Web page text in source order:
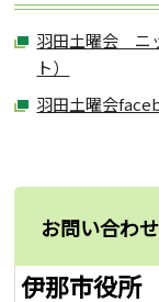
羽田土曜会 ニ
ト）
羽田土曜会
お問い合わせ
伊那市役